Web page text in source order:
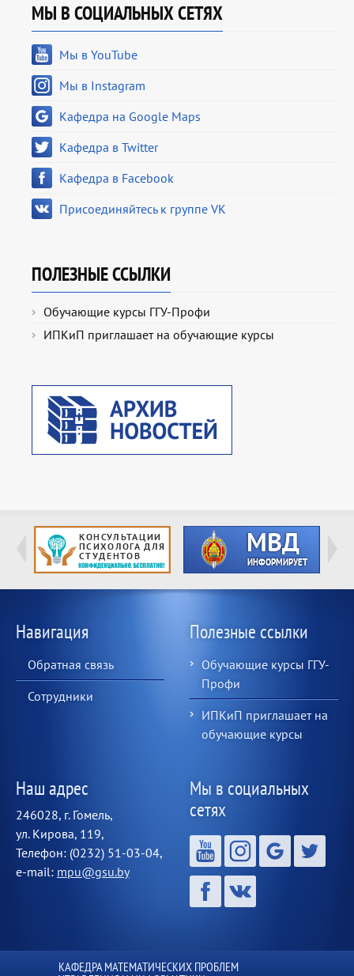
МЫ В СОЦИАЛЬНЫХ СЕТЯХ
Мы в YouTube
Мы в Instagram
Кафедра на Google Maps
Кафедра в Twitter
Кафедра в Facebook
Присоединяйтесь к группе VK
ПОЛЕЗНЫЕ ССЫЛКИ
Обучающие курсы ГГУ-Профи
ИПКиП приглашает на обучающие курсы
Навигация
Обратная связь
Сотрудники
Полезные ссылки
Обучающие курсы ГГУ-
Профи
ИПКиП приглашает на
обучающие курсы
Наш адрес
246028, г. Гомель,
ул. Кирова, 119,
Телефон: (0232) 51-03-04,
e-mail: mpu@gsu.by
Мы в социальных
сетях
КАФЕДРА МАТЕМАТИЧЕСКИХ ПРОБЛЕМ